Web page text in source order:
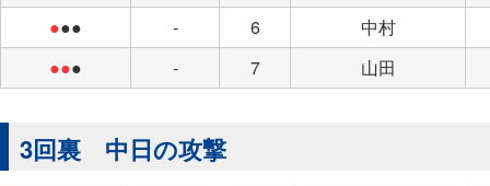
●●● - 6
中村
●●● - 7 山田
3回裏 中日の攻撃